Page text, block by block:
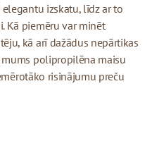
izskatu, līdz ar to
Kā piemēru var minēt
kā arī dažādus nepārtikas
polipropilēna maisu
risinājumu preču